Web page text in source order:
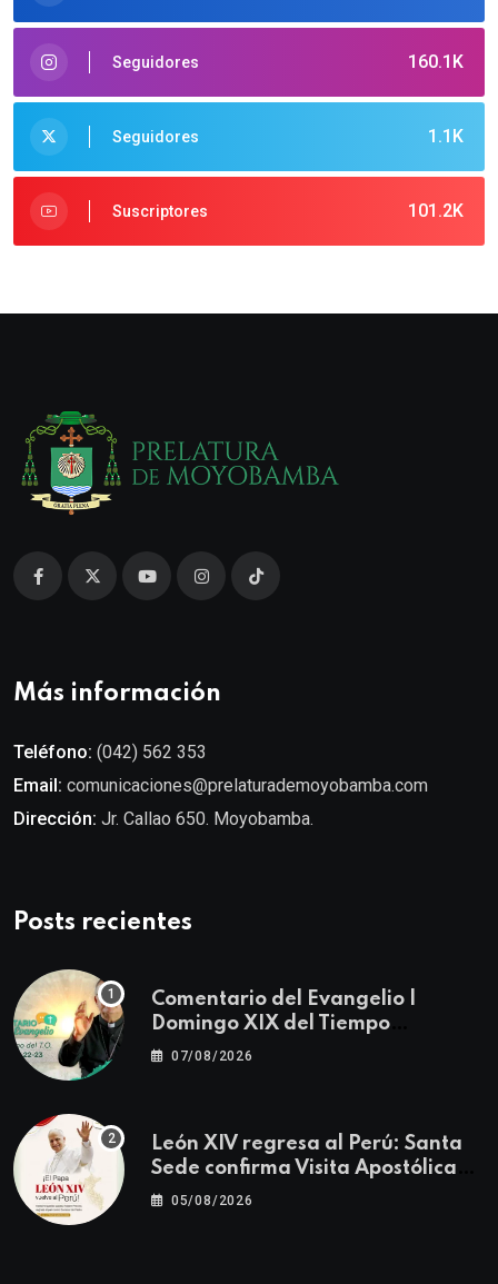
160.1K
Seguidores
1.1K
Seguidores
101.2K
Suscriptores
Más información
Teléfono: (042) 562 353
Email: comunicaciones@prelaturademoyobamba.com
Dirección: Jr. Callao 650. Moyobamba.
Posts recientes
Comentario del Evangelio |
Domingo XIX del Tiempo
Ordinario | Mateo 14, 22-23
07/08/2026
León XIV regresa al Perú: Santa
Sede confirma Visita Apostólica
del 11 al 17 de noviembre
05/08/2026